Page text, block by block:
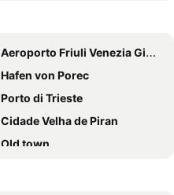
Remisens Hotel Lucija
Victoria Hotel Letterario
Pep's Rooms By The Sea
Hotel Solun
Apartments Kanegra Plava Laguna
Aeroporto Friuli Venezia Giulia
Hafen von Porec
Porto di Trieste
Cidade Velha de Piran
Old town